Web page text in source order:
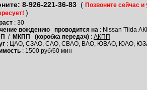
8-926-221-36-83 ( Позвоните сейчас и
)
: 30
вождению
проводится на : Nissan Tiida
/ МКПП (коробка передач) : АКПП
: ЦАО, СЗАО, САО, СВАО, ВАО, ЮВАО, ЮАО,
: 1500 руб/60 мин